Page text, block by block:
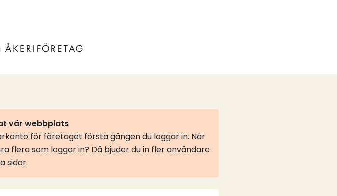
vår webbplats
för företaget första gången du loggar in. När
flera som loggar in? Då bjuder du in fler användare
sidor.